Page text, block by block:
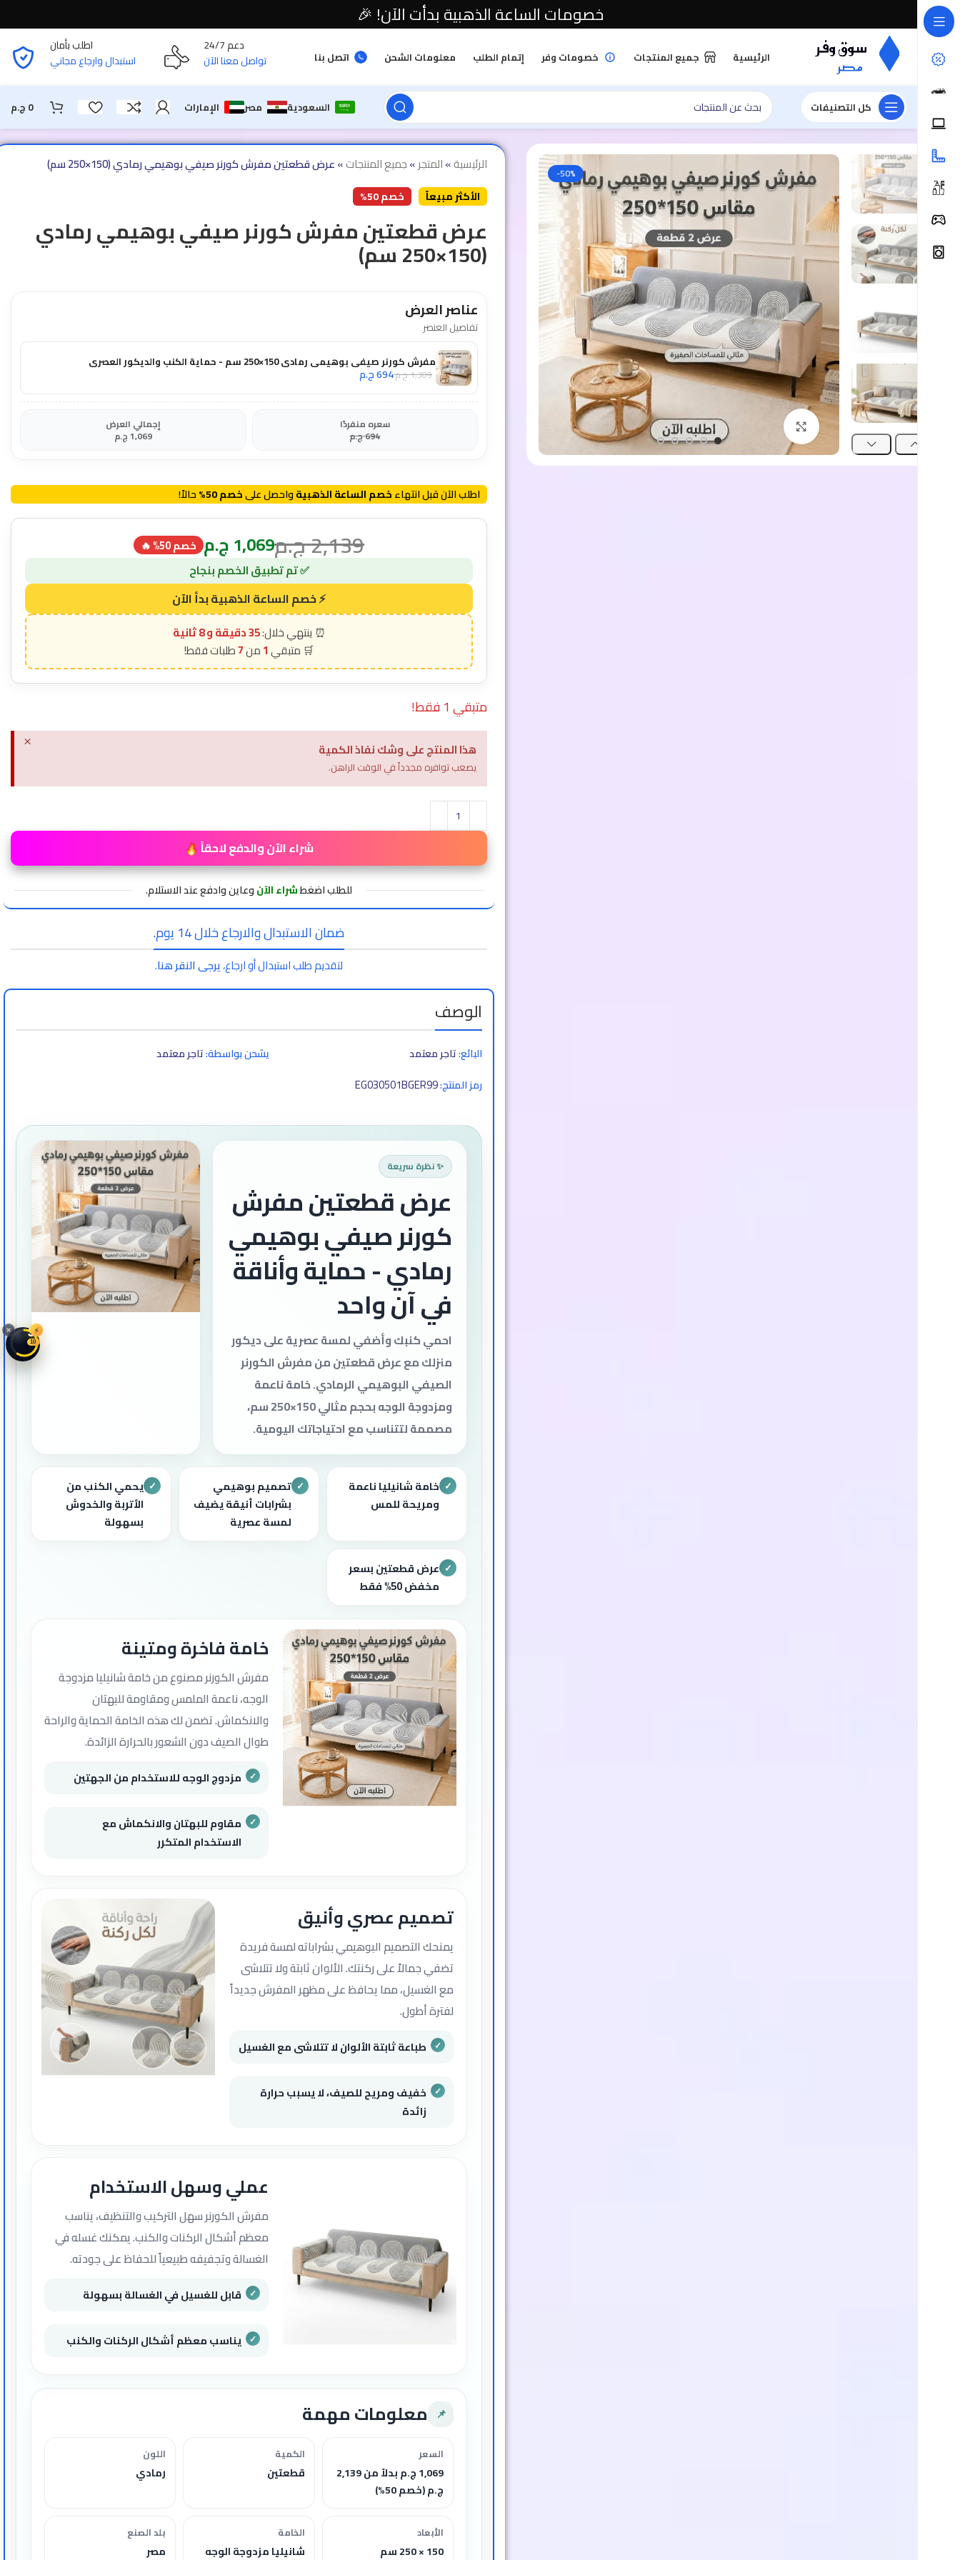
الرئيسية جميع المنتجات خصومات وفر إتمام الطلب معلومات الشحن اتصل بنا
دعم 24/7
تواصل معنا الآن
اطلب بأمان
استبدال وارجاع مجاني
كل التصنيفات السعودية مصر الإمارات 0 ج.م
-50%
اضغط للتكبير
الرئيسية»المتجر»جميع المنتجات»عرض قطعتين مفرش كورنر صيفي بوهيمي رمادي (150×250 سم)
الأكثر مبيعاً خصم 50%
عرض قطعتين مفرش كورنر صيفي بوهيمي رمادي
(150×250 سم)
عناصر العرض
تفاصيل العنصر
مفرش كورنر صيفي بوهيمي رمادي 150×250 سم - حماية الكنب والديكور العصري
1,389ج.م694ج.م
سعره منفردًا
694ج.م
إجمالي العرض
1,069ج.م
اطلب الآن قبل انتهاءخصم الساعة الذهبيةواحصل علىخصم 50% حالاً!
2,139ج.م1,069ج.م خصم 50% 🔥
35 دقيقة و 7 ثانية
1
7
متبقي 1 فقط!
هذا المنتج على وشك نفاذ الكمية
يصعب توافره مجدداً في الوقت الراهن.
×
شراء الآن والدفع لاحقاً
للطلب اضغطشراء الآنوعاين وادفع عند الاستلام.
ضمان الاستبدال والارجاع خلال 14 يوم.
لتقديم طلب استبدال أو ارجاع،يرجى النقر هنا.
الوصف
البائع:تاجر معتمد يشحن بواسطة:تاجر معتمد
رمز المنتج:EG030501BGER99
✨ نظرة سريعة
عرض قطعتين مفرش
كورنر صيفي بوهيمي
رمادي - حماية وأناقة
في آن واحد
احمي كنبك وأضفي لمسة عصرية على ديكور
منزلك مع عرض قطعتين من مفرش الكورنر
الصيفي البوهيمي الرمادي. خامة ناعمة
ومزدوجة الوجه بحجم مثالي 150×250 سم،
مصممة لتتناسب مع احتياجاتك اليومية.
✓ خامة شانيليا ناعمة
ومريحة للمس
✓ تصميم بوهيمي
بشرابات أنيقة يضيف
لمسة عصرية
✓ يحمي الكنب من
الأتربة والخدوش
بسهولة
✓ عرض قطعتين بسعر
مخفض 50% فقط
خامة فاخرة ومتينة
مفرش الكورنر مصنوع من خامة شانيليا مزدوجة
الوجه، ناعمة الملمس ومقاومة للبهتان
والانكماش. تضمن لك هذه الخامة الحماية والراحة
طوال الصيف دون الشعور بالحرارة الزائدة.
مزدوج الوجه للاستخدام من الجهتين
مقاوم للبهتان والانكماش مع
الاستخدام المتكرر
تصميم عصري وأنيق
يمنحك التصميم البوهيمي بشراباته لمسة فريدة
تضفي جمالاً على ركنتك. الألوان ثابتة ولا تتلاشى
مع الغسيل، مما يحافظ على مظهر المفرش جديداً
لفترة أطول.
طباعة ثابتة الألوان لا تتلاشى مع الغسيل
خفيف ومريح للصيف، لا يسبب حرارة
زائدة
عملي وسهل الاستخدام
مفرش الكورنر سهل التركيب والتنظيف، يناسب
معظم أشكال الركنات والكنب. يمكنك غسله في
الغسالة وتجفيفه طبيعياً للحفاظ على جودته.
قابل للغسيل في الغسالة بسهولة
يناسب معظم أشكال الركنات والكنب
📌 معلومات مهمة
السعر
1,069 ج.م بدلاً من 2,139
ج.م (خصم 50%)
الكمية
قطعتين
اللون
رمادي
الأبعاد
150 × 250 سم
الخامة
شانيليا مزدوجة الوجه
بلد الصنع
مصر
خصومات الساعة الذهبية بدأت الآن! 🎉
⚡
35
08